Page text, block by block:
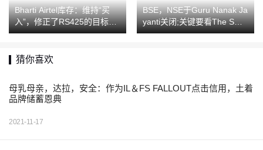
Bharti Airtel库存：维持“买
入”，修正了RS425的目标价
格
BSE，NSE于Guru Nanak Ja
yanti关闭;关键要看The Swe
ek
猜你喜欢
母乳母亲，达拉，安全：作为IL＆FS FALLOUT点击信用，土着
品牌储蓄恩典
2021-11-17